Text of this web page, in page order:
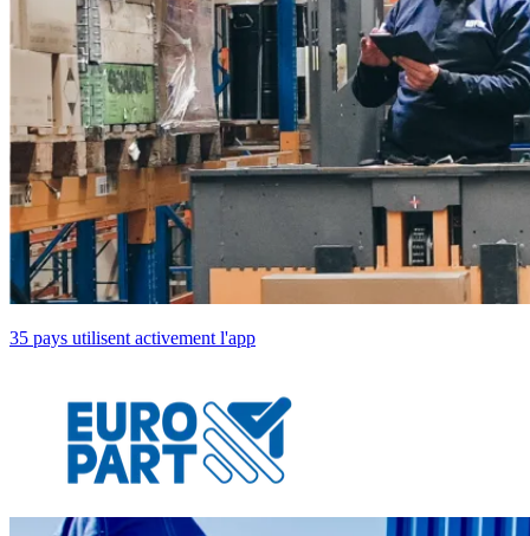
35 pays utilisent activement l'app